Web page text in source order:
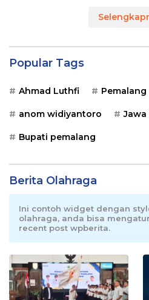
Popular Tags
Ahmad Luthfi Pemalang
anom widiyantoro Jawa
Bupati pemalang
Berita Olahraga
Ini contoh widget dengan
olahraga, anda bisa
recent post wpberita.